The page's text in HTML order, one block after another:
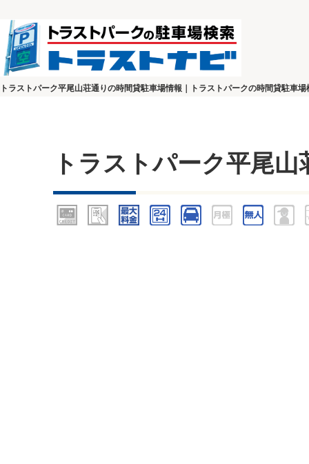
トラストパーク平尾山荘通りの時間貸駐車場情報｜トラストパークの時間貸駐車場
トラストパーク平尾山